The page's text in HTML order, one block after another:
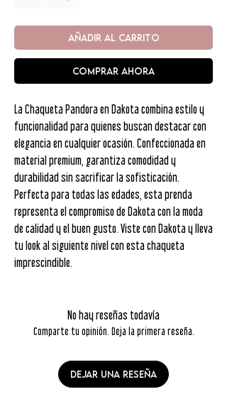
AÑADIR AL CARRITO
COMPRAR AHORA
La Chaqueta Pandora en Dakota combina estilo y
funcionalidad para quienes buscan destacar con
elegancia en cualquier ocasión. Confeccionada en
material premium, garantiza comodidad y
durabilidad sin sacrificar la sofisticación.
Perfecta para todas las edades, esta prenda
representa el compromiso de Dakota con la moda
de calidad y el buen gusto. Viste con Dakota y lleva
tu look al siguiente nivel con esta chaqueta
imprescindible.
No hay reseñas todavía
Comparte tu opinión. Deja la primera reseña.
Dejar una reseña